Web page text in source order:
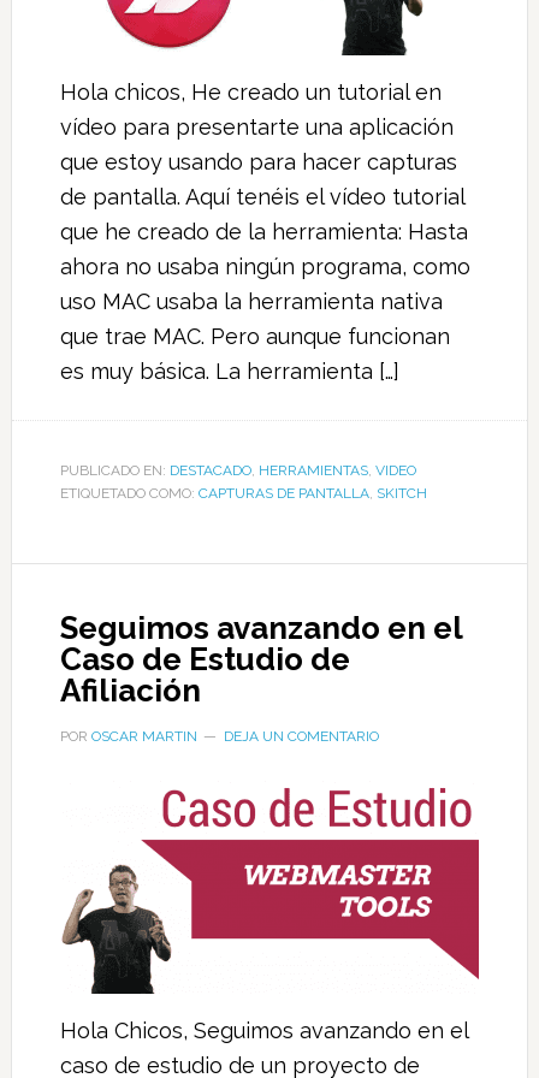
Hola chicos, He creado un tutorial en
vídeo para presentarte una aplicación
que estoy usando para hacer capturas
de pantalla. Aquí tenéis el vídeo tutorial
que he creado de la herramienta: Hasta
ahora no usaba ningún programa, como
uso MAC usaba la herramienta nativa
que trae MAC. Pero aunque funcionan
es muy básica. La herramienta […]
PUBLICADO EN: DESTACADO, HERRAMIENTAS, VIDEO
ETIQUETADO COMO: CAPTURAS DE PANTALLA, SKITCH
Seguimos avanzando en el
Caso de Estudio de
Afiliación
POR OSCAR MARTIN DEJA UN COMENTARIO
Hola Chicos, Seguimos avanzando en el
caso de estudio de un proyecto de